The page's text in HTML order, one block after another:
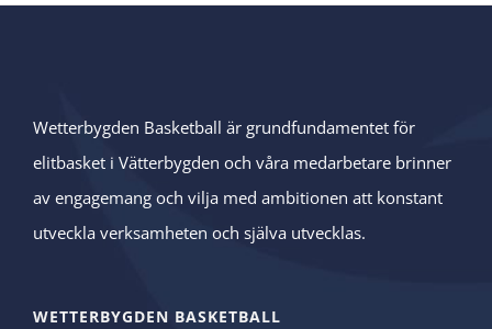
Wetterbygden Basketball är grundfundamentet för
elitbasket i Vätterbygden och våra medarbetare brinner
av engagemang och vilja med ambitionen att konstant
utveckla verksamheten och själva utvecklas.
WETTERBYGDEN BASKETBALL